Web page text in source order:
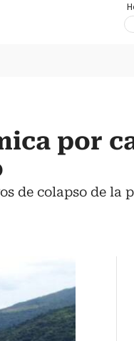
por
de colapso de la